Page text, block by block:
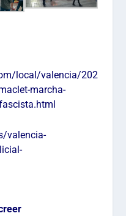
local/valencia/202
marcha-
valencia-